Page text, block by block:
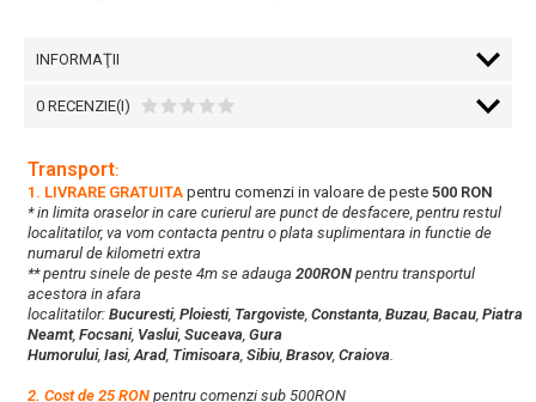
INFORMAŢII
0 RECENZIE(I)
Transport:
1. LIVRARE GRATUITA pentru comenzi in valoare de peste 500 RON
* in limita oraselor in care curierul are punct de desfacere, pentru restul
localitatilor, va vom contacta pentru o plata suplimentara in functie de
numarul de kilometri extra
** pentru sinele de peste 4m se adauga 200RON pentru transportul
acestora in afara
localitatilor: Bucuresti, Ploiesti, Targoviste, Constanta, Buzau, Bacau, Piatra
Neamt, Focsani, Vaslui, Suceava, Gura
Humorului, Iasi,Arad, Timisoara, Sibiu, Brasov, Craiova.
2. Cost de 25 RON pentru comenzi sub 500RON